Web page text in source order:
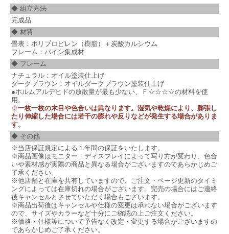
◆ 組立方法
完成品
◆ 材質
畳表：ポリプロピレン（樹脂）＋炭酸カルシウム
フレーム：パイン集成材
◆ フレーム
ナチュラル：オイル塗装仕上げ
ダークブラウン：オイルダークブラウン塗装仕上げ
●ホルムアルデヒドの放散量が最も少ない、Ｆ☆☆☆☆の材料を使
用。
※一枚一枚の木目や色合いは異なります。湿気や乾燥により、膨張し
たり伸縮した場合には若干の膨れや反りなどが発生する場合がありま
す。
◆ その他
※当店保証規定による１年間の保証をいたします。
※商品画像はモニター・ディスプレイによって写り方が変わり、色合
いや素材感が実際の商品と異なる場合がございますのであらかじめご
了承ください。
※他店舗と在庫を共有していますので、ご注文・ページ更新のタイミ
ングによっては在庫切れの場合がございます。完売の場合にはご連絡
後キャンセルとさせていただく場合もございます。
※商品出荷後はキャンセルや仕様の変更は承れない場合がございます
ので、サイズやカラーなど十分にご確認の上ご注文ください。
※価格・仕様等について予告なく改定・変更する場合がございますの
であらかじめご了承ください。